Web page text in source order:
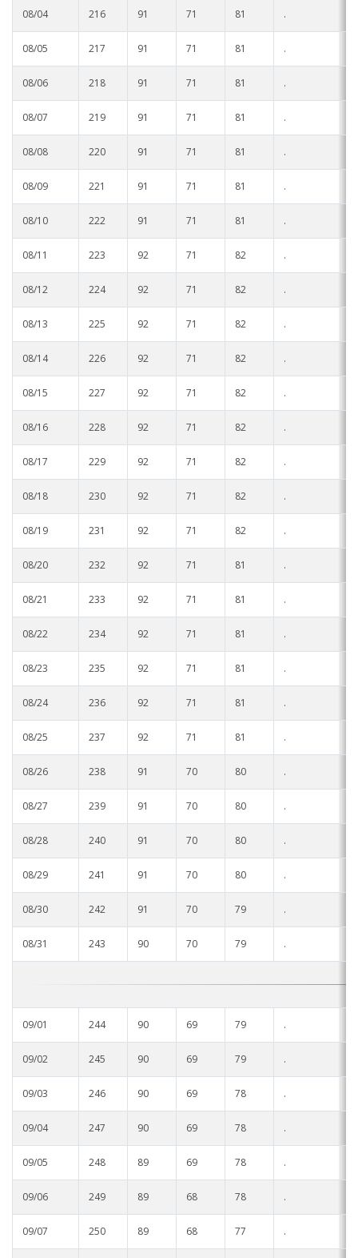
08/04 216 91 71 81 .
08/05 217 91 71 81 .
08/06 218 91 71 81 .
08/07 219 91 71 81 .
08/08 220 91 71 81 .
08/09 221 91 71 81 .
08/10 222 91 71 81 .
08/11 223 92 71 82 .
08/12 224 92 71 82 .
08/13 225 92 71 82 .
08/14 226 92 71 82 .
08/15 227 92 71 82 .
08/16 228 92 71 82 .
08/17 229 92 71 82 .
08/18 230 92 71 82 .
08/19 231 92 71 82 .
08/20 232 92 71 81 .
08/21 233 92 71 81 .
08/22 234 92 71 81 .
08/23 235 92 71 81 .
08/24 236 92 71 81 .
08/25 237 92 71 81 .
08/26 238 91 70 80 .
08/27 239 91 70 80 .
08/28 240 91 70 80 .
08/29 241 91 70 80 .
08/30 242 91 70 79 .
08/31 243 90 70 79 .
09/01 244 90 69 79 .
09/02 245 90 69 79 .
09/03 246 90 69 78 .
09/04 247 90 69 78 .
09/05 248 89 69 78 .
09/06 249 89 68 78 .
09/07 250 89 68 77 .